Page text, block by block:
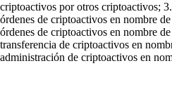
criptoactivos por otros criptoactivos;
órdenes de criptoactivos en nombre
órdenes de criptoactivos en nombre
transferencia de criptoactivos en
administración de criptoactivos en